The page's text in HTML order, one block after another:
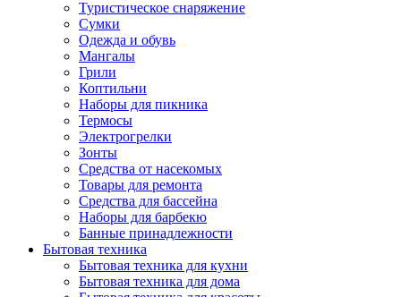
Туристическое снаряжение
Сумки
Одежда и обувь
Мангалы
Грили
Коптильни
Наборы для пикника
Термосы
Электрогрелки
Зонты
Средства от насекомых
Товары для ремонта
Средства для бассейна
Наборы для барбекю
Банные принадлежности
Бытовая техника
Бытовая техника для кухни
Бытовая техника для дома